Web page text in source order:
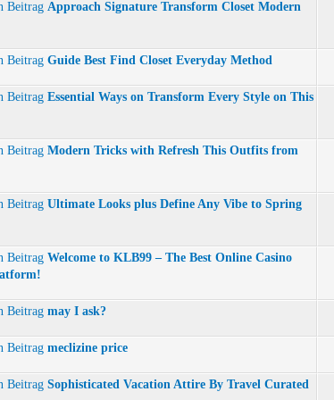
Approach Signature Transform Closet Modern
Guide Best Find Closet Everyday Method
Essential Ways on Transform Every Style on This
Modern Tricks with Refresh This Outfits from
Ultimate Looks plus Define Any Vibe to Spring
Welcome to KLB99 – The Best Online Casino
may I ask?
meclizine price
Sophisticated Vacation Attire By Travel Curated